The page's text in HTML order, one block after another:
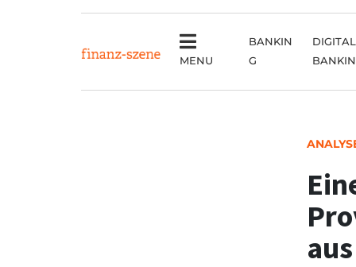
MENU
BANKIN
G
DIGITAL